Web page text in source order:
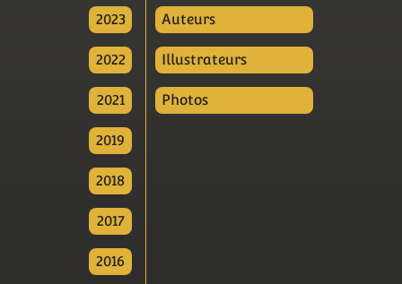
2023
2022
2021
2019
2018
2017
2016
Auteurs
Illustrateurs
Photos